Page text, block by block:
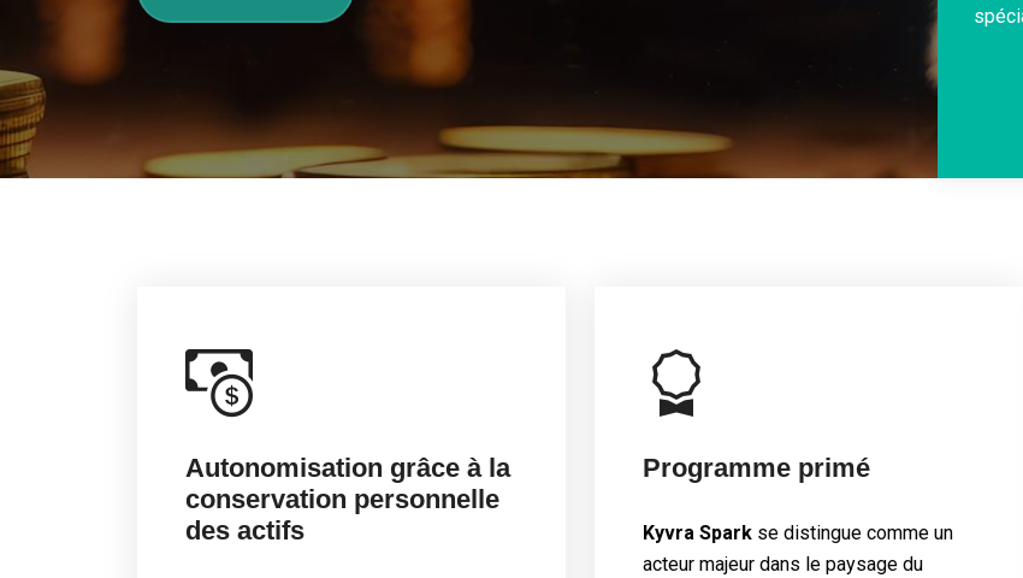
Autonomisation grâce à la
conservation personnelle
des actifs
Programme primé
Kyvra Spark se distingue comme un
acteur majeur dans le paysage du